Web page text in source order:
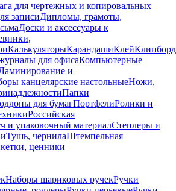
для чертежных и копировальных
записиДипломы, грамоты,
Доски и аксессуары к
КалькуляторыКарандашиКлей
для офисаКомпьютерные
и
канцелярские настольныеНожи,
Папки
для бумагПортфелиРолики и
Российская
и упаковочный материалСтеплеры и
Тушь, чернилаШтемпельная
ценники
Наборы шариковых ручекРучки